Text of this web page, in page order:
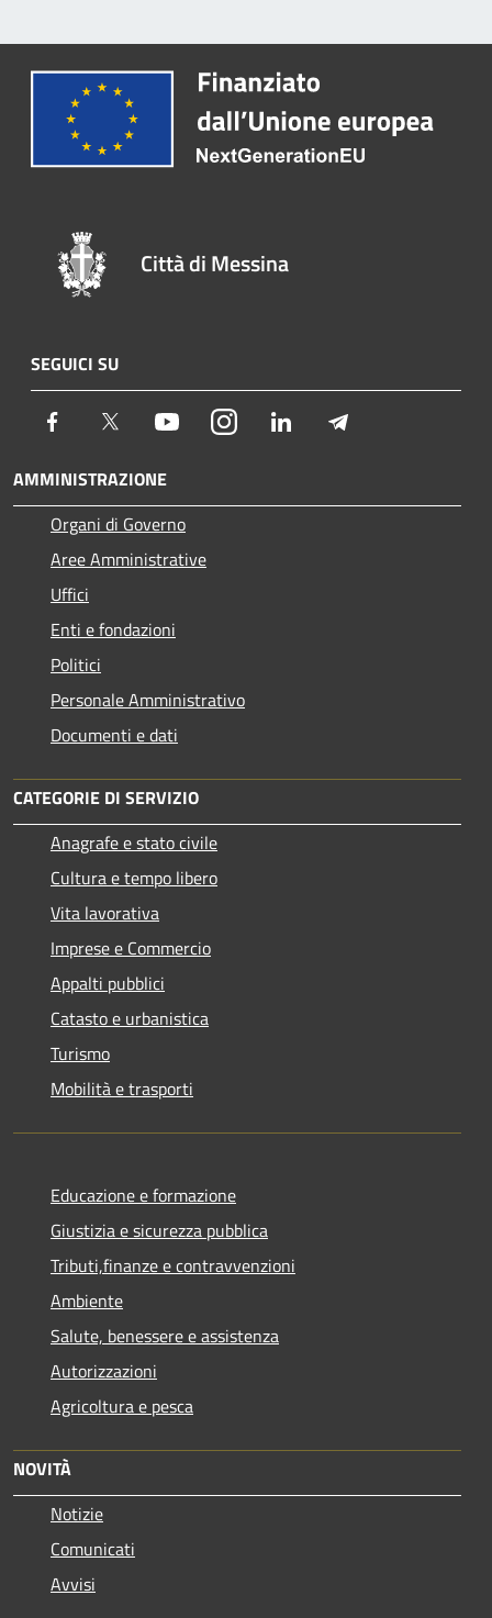
Città di Messina
SEGUICI SU
Facebook Twitter YoutubeInstagram LinkedIn
AMMINISTRAZIONE
Organi di Governo
Aree Amministrative
Uffici
Enti e fondazioni
Politici
Personale Amministrativo
Documenti e dati
CATEGORIE DI SERVIZIO
Anagrafe e stato civile
Cultura e tempo libero
Vita lavorativa
Imprese e Commercio
Appalti pubblici
Catasto e urbanistica
Turismo
Mobilità e trasporti
Educazione e formazione
Giustizia e sicurezza pubblica
Tributi,finanze e contravvenzioni
Ambiente
Salute, benessere e assistenza
Autorizzazioni
Agricoltura e pesca
NOVITÀ
Notizie
Comunicati
Avvisi